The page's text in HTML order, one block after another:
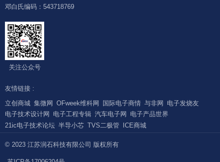
邓白氏编码：543718769
关注公众号
友情链接 :
立创商城 集微网 OFweek维科网 国际电子商情 与非网
电子发烧友
电子技术设计网
电子工程专辑 汽车电子网
电子产品世界
21ic电子技术论坛 半导小芯 TVS二极管 ICE商城
© 2023 江苏润石科技有限公司 版权所有